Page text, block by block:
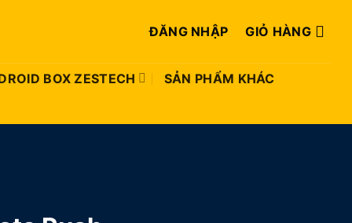
ĐĂNG NHẬP GIỎ HÀNG
BOX ZESTECH
SẢN PHẨM KHÁC